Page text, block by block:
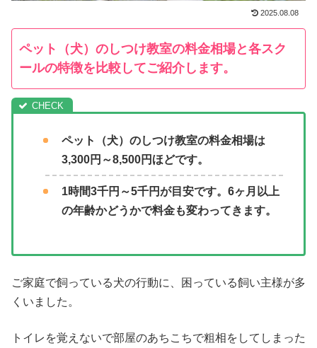
2025.08.08
ペット（犬）のしつけ教室の料金相場と各スク
ールの特徴を比較してご紹介します。
ペット（犬）のしつけ教室の料金相場は
3,300円～8,500円ほどです。
1時間3千円～5千円が目安です。6ヶ月以上
の年齢かどうかで料金も変わってきます。
ご家庭で飼っている犬の行動に、困っている飼い主様が多
くいました。
トイレを覚えないで部屋のあちこちで粗相をしてしまった